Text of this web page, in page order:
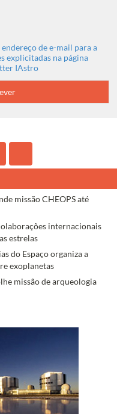
de e-mail para a
explicitadas na página
IAstro
missão CHEOPS até
internacionais
estrelas
do Espaço organiza a
exoplanetas
missão de arqueologia